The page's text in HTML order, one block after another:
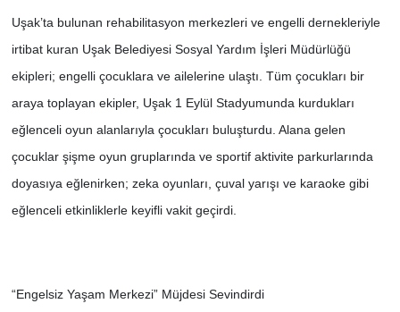
Uşak’ta bulunan rehabilitasyon merkezleri ve engelli dernekleriyle
irtibat kuran Uşak Belediyesi Sosyal Yardım İşleri Müdürlüğü
ekipleri; engelli çocuklara ve ailelerine ulaştı. Tüm çocukları bir
araya toplayan ekipler, Uşak 1 Eylül Stadyumunda kurdukları
eğlenceli oyun alanlarıyla çocukları buluşturdu. Alana gelen
çocuklar şişme oyun gruplarında ve sportif aktivite parkurlarında
doyasıya eğlenirken; zeka oyunları, çuval yarışı ve karaoke gibi
eğlenceli etkinliklerle keyifli vakit geçirdi.
“Engelsiz Yaşam Merkezi” Müjdesi Sevindirdi